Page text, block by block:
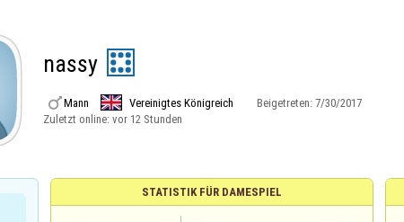
nassy
Mann Vereinigtes Königreich Beigetreten: 7/30/2017
Zuletzt online: vor 12 Stunden
STATISTIK FÜR DAMESPIEL